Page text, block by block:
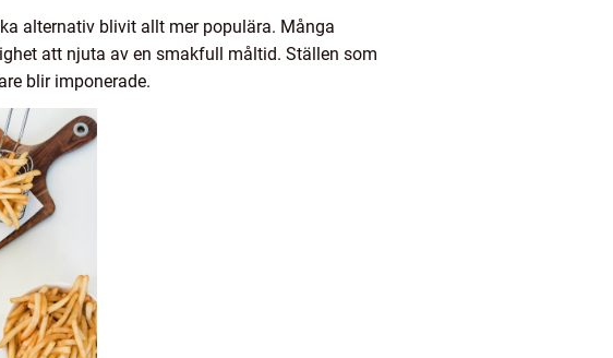
alternativ blivit allt mer populära. Många
att njuta av en smakfull måltid. Ställen som
blir imponerade.